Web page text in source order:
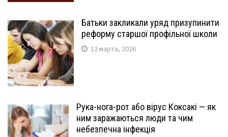
Батьки закликали уряд призупинити
реформу старшої профільної школи
12 марта, 2026
Рука-нога-рот або вірус Коксакі — як
ним заражаються люди та чим
небезпечна інфекція